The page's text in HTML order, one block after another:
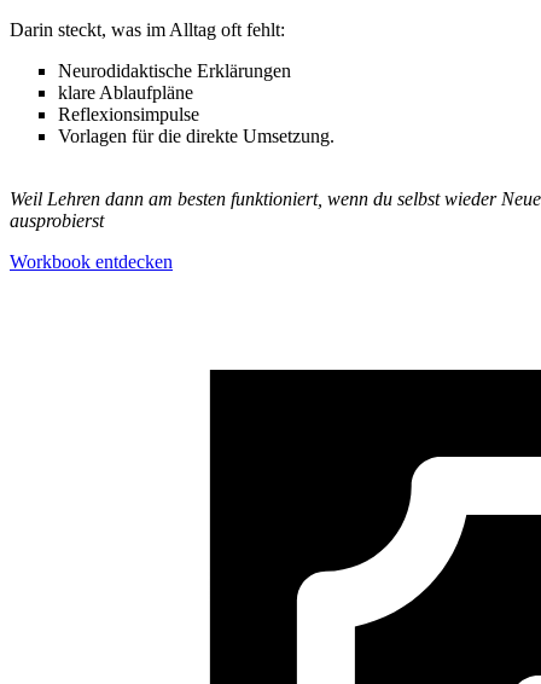
Darin steckt, was im Alltag oft fehlt:
Neurodidaktische Erklärungen
klare Ablaufpläne
Reflexionsimpulse
Vorlagen für die direkte Umsetzung.
Weil Lehren dann am besten funktioniert, wenn du selbst wieder
ausprobierst
Workbook entdecken